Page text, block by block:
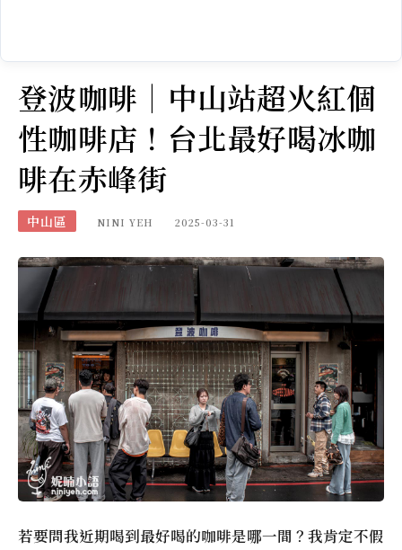
登波咖啡｜中山站超火紅個
性咖啡店！台北最好喝冰咖
啡在赤峰街
中山區 NINI YEH 2025-03-31
若要問我近期喝到最好喝的咖啡是哪一間？我肯定不假